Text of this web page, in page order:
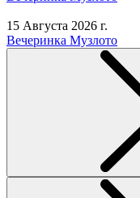
15 Августа 2026 г.
Вечеринка Музлото